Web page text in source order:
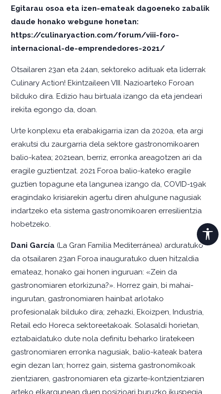
Egitarau osoa eta izen-emateak dagoeneko zabalik
daude honako webgune honetan:
https://culinaryaction.com/forum/viii-foro-
internacional-de-emprendedores-2021/
Otsailaren 23an eta 24an, sektoreko adituak eta liderrak
Culinary Action! Ekintzaileen VIII. Nazioarteko Foroan
bilduko dira. Edizio hau birtuala izango da eta jendeari
irekita egongo da, doan.
Urte konplexu eta erabakigarria izan da 2020a, eta argi
erakutsi du zaurgarria dela sektore gastronomikoaren
balio-katea; 2021ean, berriz, erronka areagotzen ari da
eragile guztientzat. 2021 Foroa balio-kateko eragile
guztien topagune eta langunea izango da, COVID-19ak
eragindako krisiarekin agertu diren ahulgune nagusiak
indartzeko eta sistema gastronomikoaren erresilientzia
hobetzeko.
Dani García (La Gran Familia Mediterránea) arduratuko
da otsailaren 23an Foroa inauguratuko duen hitzaldia
emateaz, honako gai honen inguruan: «Zein da
gastronomiaren etorkizuna?». Horrez gain, bi mahai-
ingurutan, gastronomiaren hainbat arlotako
profesionalak bilduko dira; zehazki, Ekoizpen, Industria,
Retail edo Horeca sektoreetakoak. Solasaldi horietan,
eztabaidatuko dute nola definitu beharko liratekeen
gastronomiaren erronka nagusiak, balio-kateak batera
egin dezan lan; horrez gain, sistema gastronomikoak
zientziaren, gastronomiaren eta gizarte-kontzientziaren
arteko elkargunean duen posizioari buruzko ikuspegia